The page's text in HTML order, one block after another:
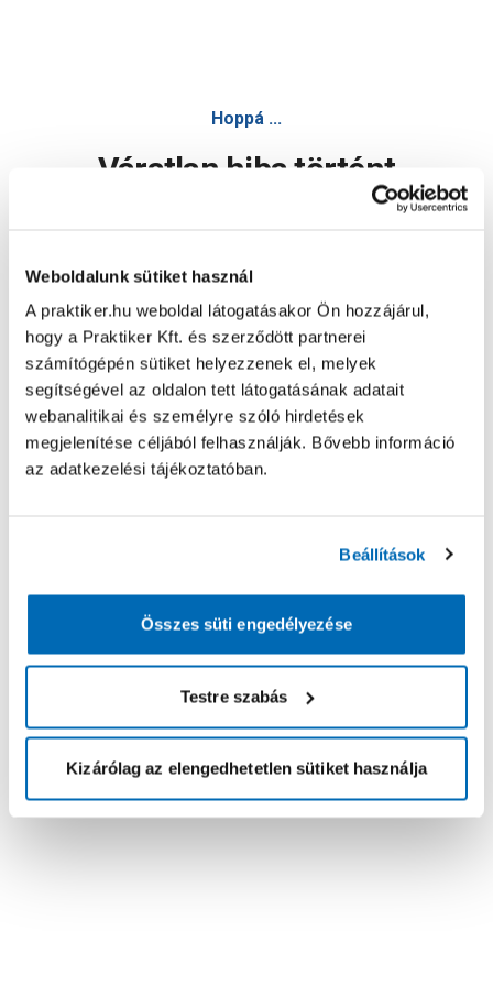
Weboldalunk sütiket használ
A praktiker.hu weboldal látogatásakor Ön hozzájárul,
hogy a Praktiker Kft. és szerződött partnerei
számítógépén sütiket helyezzenek el, melyek
segítségével az oldalon tett látogatásának adatait
webanalitikai és személyre szóló hirdetések
megjelenítése céljából felhasználják. Bővebb információ
az adatkezelési tájékoztatóban.
Beállítások
Összes süti engedélyezése
Testre szabás
Kizárólag az elengedhetetlen sütiket használja
Hoppá ...
Váratlan hiba történt
Oldal újratöltése